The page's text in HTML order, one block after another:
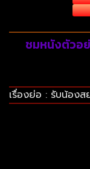
ชมหนังตัวอ
เรื่องย่อ : รับน้อง